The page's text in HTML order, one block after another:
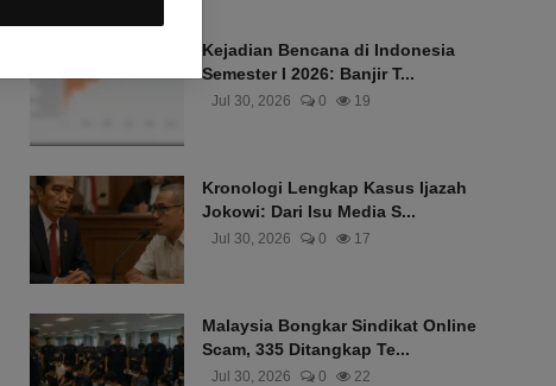
Kejadian Bencana di Indonesia
Semester I 2026: Banjir T...
Jul 30, 2026 0 19
Kronologi Lengkap Kasus Ijazah
Jokowi: Dari Isu Media S...
Jul 30, 2026 0 17
Malaysia Bongkar Sindikat Online
Scam, 335 Ditangkap Te...
Jul 30, 2026 0 22